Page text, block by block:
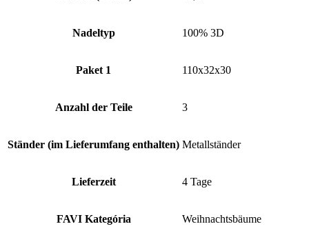
Nadeltyp 100% 3D
Paket 1 110x32x30
Anzahl der Teile 3
Ständer (im Lieferumfang enthalten) Metallständer
Lieferzeit 4 Tage
FAVI Kategória Weihnachtsbäume